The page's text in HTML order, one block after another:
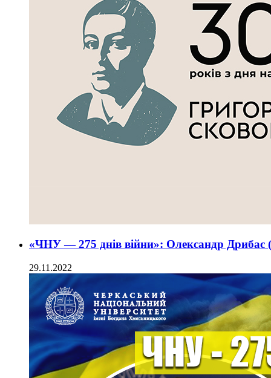
«ЧНУ — 275 днів війни»: Олександр
29.11.2022